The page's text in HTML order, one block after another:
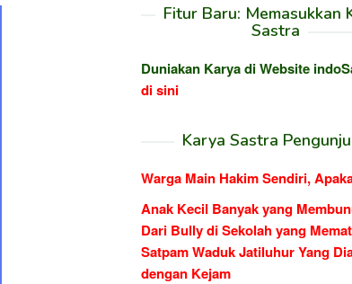
Fitur Baru: Memasukkan
Sastra
Duniakan Karya di Website
di sini
Karya Sastra
Warga Main Hakim Sendiri,
Anak Kecil Banyak yang
Dari Bully di Sekolah yang
Satpam Waduk Jatiluhur Yang
dengan Kejam